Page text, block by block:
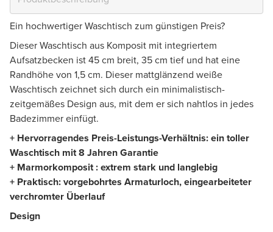
Ein hochwertiger Waschtisch zum günstigen Preis?
Dieser Waschtisch aus Komposit mit integriertem
Aufsatzbecken ist 45 cm breit, 35 cm tief und hat eine
Randhöhe von 1,5 cm. Dieser mattglänzend weiße
Waschtisch zeichnet sich durch ein minimalistisch-
zeitgemäßes Design aus, mit dem er sich nahtlos in jedes
Badezimmer einfügt.
+ Hervorragendes Preis-Leistungs-Verhältnis: ein toller
Waschtisch mit 8 Jahren Garantie
+ Marmorkomposit : extrem stark und langlebig
+ Praktisch: vorgebohrtes Armaturloch, eingearbeiteter
verchromter Überlauf
Design